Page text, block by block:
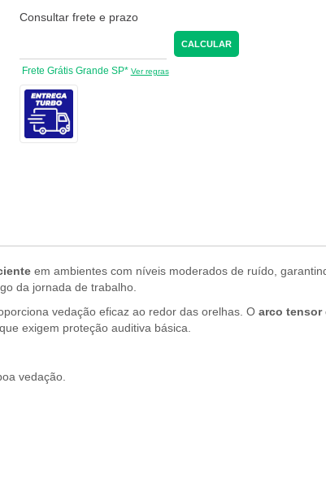
Consultar frete e prazo
CALCULAR
Frete Grátis Grande SP* Ver regras
em ambientes com níveis moderados de ruído,
da jornada de trabalho.
vedação eficaz ao redor das orelhas. O arco tensor
exigem proteção auditiva básica.
vedação.